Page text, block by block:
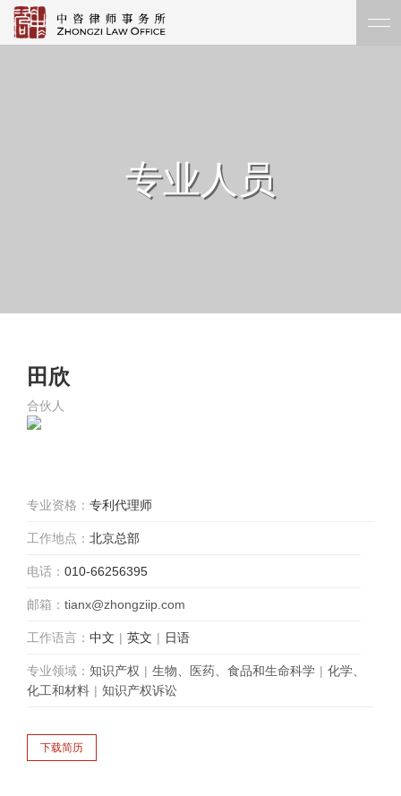
专业人员
田欣
合伙人
专业资格： 专利代理师
工作地点： 北京总部
电话： 010-66256395
邮箱： tianx@zhongziip.com
工作语言： 中文 | 英文 | 日语
专业领域： 知识产权 | 生物、医药、食品和生命科学 | 化学、
化工和材料 | 知识产权诉讼